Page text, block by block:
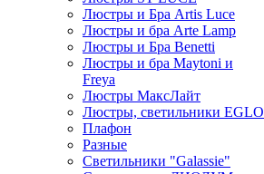
Люстры и Бра Artis Luce
Люстры и бра Arte Lamp
Люстры и Бра Benetti
Люстры и бра Maytoni и
Freya
Люстры МаксЛайт
Люстры, светильники EGLO
Плафон
Разные
Светильники "Galassie"